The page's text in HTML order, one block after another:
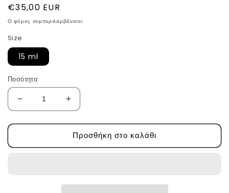
Κανονική
τιμή
€35,00 EUR
Ο φόρος συμπεριλαμβάνεται.
Size
15 ml
Ποσότητα
Μείωση
ποσότητας
για
Activator
Αύξηση
ποσότητας
για
Retinol
Activator
Προσθήκη στο καλάθι